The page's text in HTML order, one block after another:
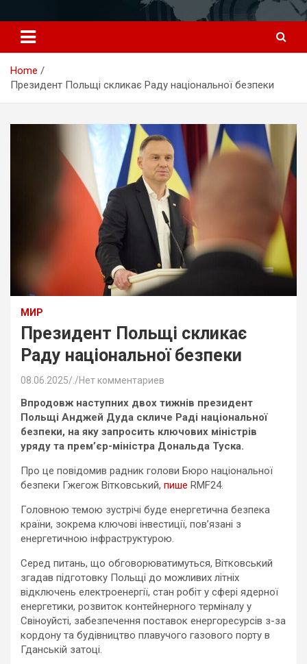
к
содержимому
Home
Президент Польщі скликає Раду національної безпеки
МИР
Президент Польщі скликає
Раду національної безпеки
08.06.2025 Нет комментариев
Впродовж наступних двох тижнів президент
Польщі Анджей Дуда скличе Раді національної
безпеки, на яку запросить ключових міністрів
уряду та прем’єр-міністра Дональда Туска.
Про це повідомив радник голови Бюро національної
безпеки Гжегож Вітковський, пише RMF24.
Головною темою зустрічі буде енергетична безпека
країни, зокрема ключові інвестиції, пов’язані з
енергетичною інфраструктурою.
Серед питань, що обговорюватимуться, Вітковський
згадав підготовку Польщі до можливих літніх
відключень електроенергії, стан робіт у сфері ядерної
енергетики, розвиток контейнерного терміналу у
Свіноуйсті, забезпечення поставок енергоресурсів з-за
кордону та будівництво плавучого газового порту в
Гданській затоці.